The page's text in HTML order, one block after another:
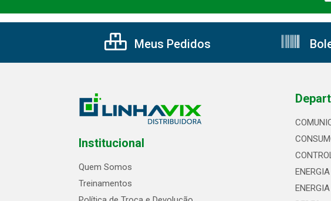
Meus Pedidos
Institucional
Quem Somos
Treinamentos
ENERGIA